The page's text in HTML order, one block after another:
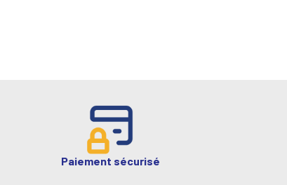
Paiement sécurisé